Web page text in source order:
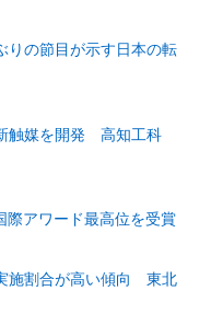
の節目が示す日本の転
触媒を開発 高知工科
際アワード最高位を受賞
施割合が高い傾向 東北